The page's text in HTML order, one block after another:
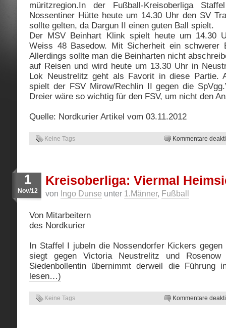
müritzregion.In der Fußball-Kreisoberliga
Nossentiner Hütte heute um 14.30 Uhr den SV
sollte gelten, da Dargun II einen guten Ball spielt.
Der MSV Beinhart Klink spielt heute um 14.30
Weiss 48 Basedow. Mit Sicherheit ein schwerer
Allerdings sollte man die Beinharten nicht
auf Reisen und wird heute um 13.30 Uhr in
Lok Neustrelitz geht als Favorit in diese Partie.
spielt der FSV Mirow/Rechlin II gegen die
Dreier wäre so wichtig für den FSV, um nicht den
Quelle: Nordkurier Artikel vom 03.11.2012
Keine Tags Kommentare
1
Nov/12
Kreisoberliga: Viermal
von Ingo Dunse unter 1.Männer, Fußball
Von Mitarbeitern
des Nordkurier
In Staffel I jubeln die Nossendorfer Kickers
siegt gegen Victoria Neustrelitz und Rosenow
Siedenbollentin übernimmt derweil die
lesen…)
Keine Tags Kommentare